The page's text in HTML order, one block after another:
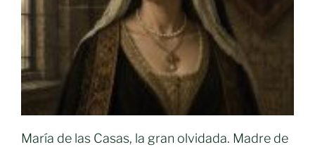
María de las Casas, la gran olvidada. Madre de